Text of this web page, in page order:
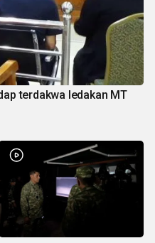
terdakwa ledakan MT